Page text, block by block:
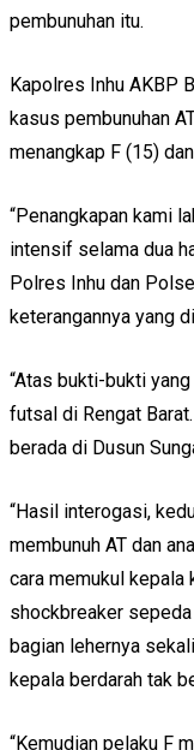
pembunuhan itu.
Kapolres Inhu AKBP
kasus pembunuhan
menangkap F (15)
“Penangkapan kami
intensif selama dua
Polres Inhu dan
keterangannya yang
“Atas bukti-bukti
futsal di Rengat
berada di Dusun
“Hasil interogasi,
membunuh AT dan
cara memukul kepala
shockbreaker
bagian lehernya
kepala berdarah tak
“Kemudian pelaku F